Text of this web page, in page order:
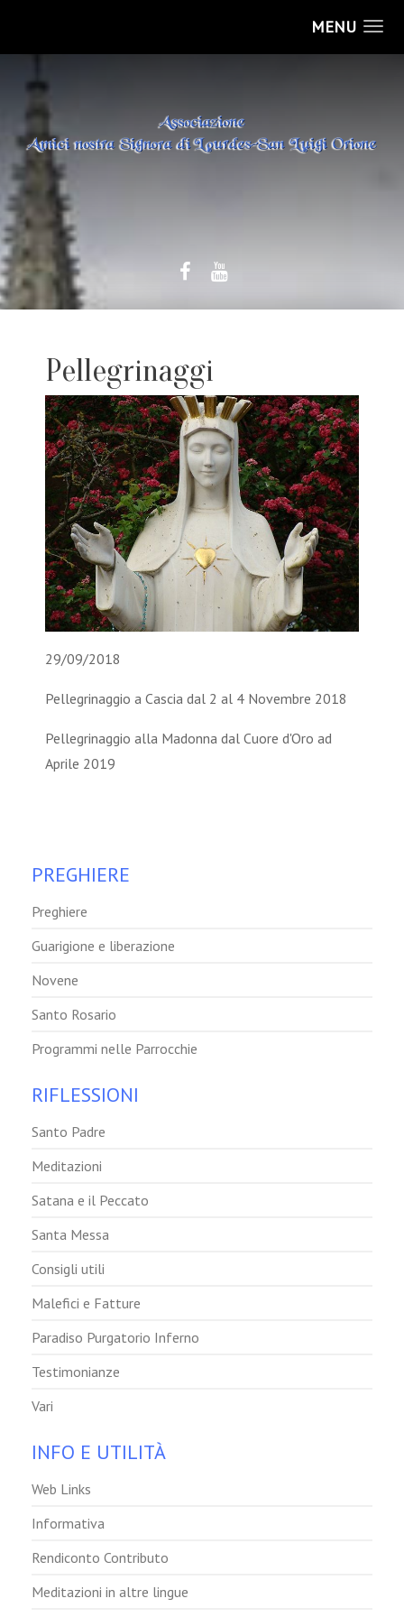
MENU
Pellegrinaggi
29/09/2018
Pellegrinaggio a Cascia dal 2 al 4 Novembre 2018
Pellegrinaggio alla Madonna dal Cuore d'Oro ad
Aprile 2019
PREGHIERE
Preghiere
Guarigione e liberazione
Novene
Santo Rosario
Programmi nelle Parrocchie
RIFLESSIONI
Santo Padre
Meditazioni
Satana e il Peccato
Santa Messa
Consigli utili
Malefici e Fatture
Paradiso Purgatorio Inferno
Testimonianze
Vari
INFO E UTILITÀ
Web Links
Informativa
Rendiconto Contributo
Meditazioni in altre lingue